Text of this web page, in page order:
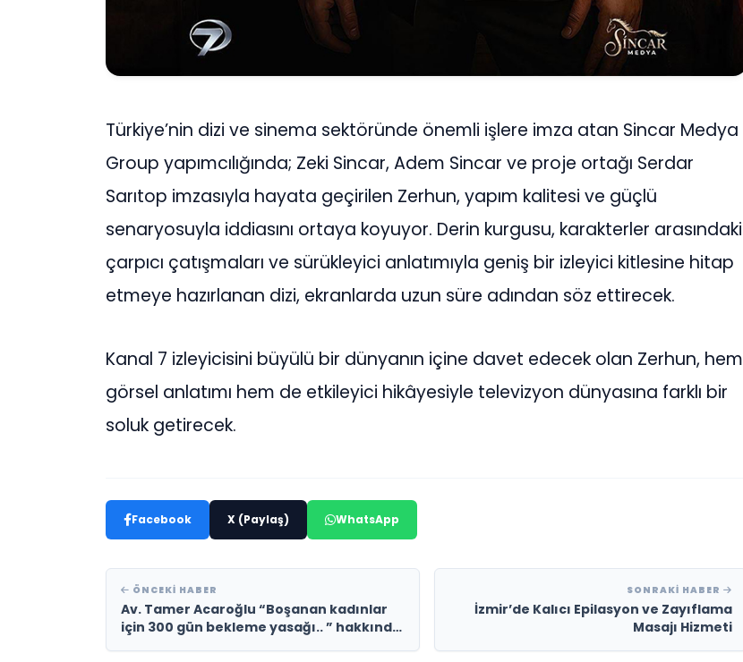
Türkiye’nin dizi ve sinema sektöründe önemli işlere imza atan Sincar Medya
Group yapımcılığında; Zeki Sincar, Adem Sincar ve proje ortağı Serdar
Sarıtop imzasıyla hayata geçirilen Zerhun, yapım kalitesi ve güçlü
senaryosuyla iddiasını ortaya koyuyor. Derin kurgusu, karakterler arasındaki
çarpıcı çatışmaları ve sürükleyici anlatımıyla geniş bir izleyici kitlesine hitap
etmeye hazırlanan dizi, ekranlarda uzun süre adından söz ettirecek.
Kanal 7 izleyicisini büyülü bir dünyanın içine davet edecek olan Zerhun, hem
görsel anlatımı hem de etkileyici hikâyesiyle televizyon dünyasına farklı bir
soluk getirecek.
Facebook X (Paylaş) WhatsApp
ÖNCEKI HABER
Av. Tamer Acaroğlu “Boşanan kadınlar
için 300 gün bekleme yasağı.. ” hakkında
SONRAKI HABER
İzmir’de Kalıcı Epilasyon ve Zayıflama
Masajı Hizmeti